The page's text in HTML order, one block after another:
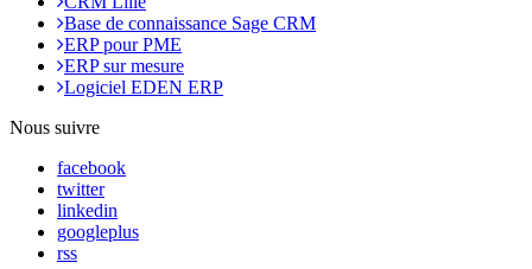
Base de connaissance Sage CRM
ERP pour PME
ERP sur mesure
Logiciel EDEN ERP
Nous suivre
facebook
twitter
linkedin
googleplus
rss